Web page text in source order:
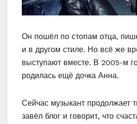
Он пошёл по стопам отца,
и в другом стиле. Но всё же
выступают вместе. В 2005-м
родилась ещё дочка Анна.
Сейчас музыкант продолжает
завёл блог и говорит, что